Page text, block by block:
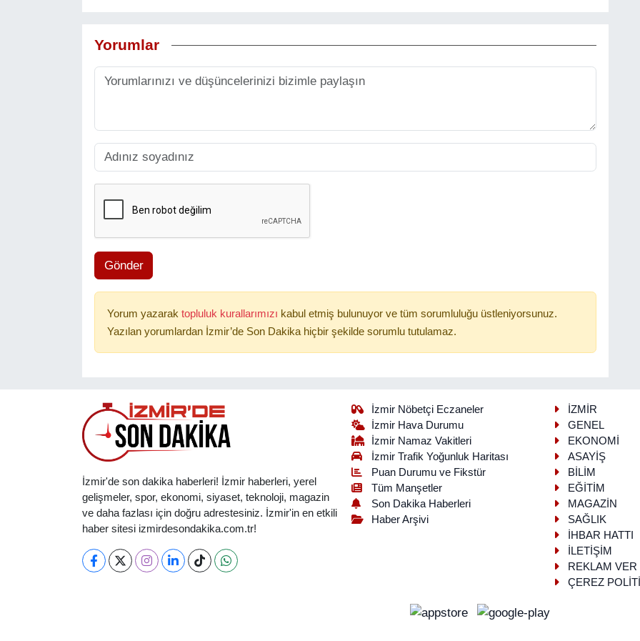
Yorumlar
Gönder
Yorum yazarak topluluk kurallarımızı kabul etmiş bulunuyor ve tüm sorumluluğu üstleniyorsunuz.
Yazılan yorumlardan İzmir’de Son Dakika hiçbir şekilde sorumlu tutulamaz.
İzmir'de son dakika haberleri! İzmir haberleri, yerel
gelişmeler, spor, ekonomi, siyaset, teknoloji, magazin
ve daha fazlası için doğru adrestesiniz. İzmir'in en etkili
haber sitesi izmirdesondakika.com.tr!
İzmir Nöbetçi Eczaneler
İzmir Hava Durumu
İzmir Namaz Vakitleri
İzmir Trafik Yoğunluk Haritası
Puan Durumu ve Fikstür
Tüm Manşetler
Son Dakika Haberleri
Haber Arşivi
İZMİR
GENEL
EKONOMİ
ASAYİŞ
BİLİM
EĞİTİM
MAGAZİN
SAĞLIK
İHBAR HATTI
İLETİŞİM
REKLAM VER
ÇEREZ